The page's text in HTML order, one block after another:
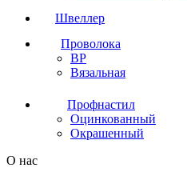
Швеллер
Проволока
ВР
Вязальная
Профнастил
Оцинкованный
Окрашенный
О нас